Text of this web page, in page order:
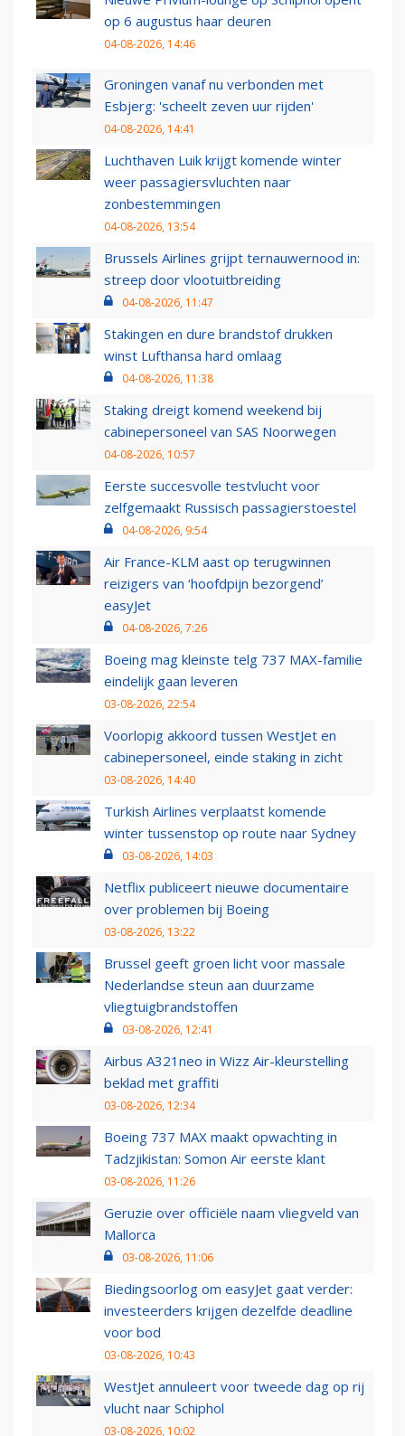
op 6 augustus haar deuren
04-08-2026, 14:46
Groningen vanaf nu verbonden met
Esbjerg: 'scheelt zeven uur rijden'
04-08-2026, 14:41
Luchthaven Luik krijgt komende winter
weer passagiersvluchten naar
zonbestemmingen
04-08-2026, 13:54
Brussels Airlines grijpt ternauwernood in:
streep door vlootuitbreiding
04-08-2026, 11:47
Stakingen en dure brandstof drukken
winst Lufthansa hard omlaag
04-08-2026, 11:38
Staking dreigt komend weekend bij
cabinepersoneel van SAS Noorwegen
04-08-2026, 10:57
Eerste succesvolle testvlucht voor
zelfgemaakt Russisch passagierstoestel
04-08-2026, 9:54
Air France-KLM aast op terugwinnen
reizigers van ‘hoofdpijn bezorgend’
easyJet
04-08-2026, 7:26
Boeing mag kleinste telg 737 MAX-familie
eindelijk gaan leveren
03-08-2026, 22:54
Voorlopig akkoord tussen WestJet en
cabinepersoneel, einde staking in zicht
03-08-2026, 14:40
Turkish Airlines verplaatst komende
winter tussenstop op route naar Sydney
03-08-2026, 14:03
Netflix publiceert nieuwe documentaire
over problemen bij Boeing
03-08-2026, 13:22
Brussel geeft groen licht voor massale
Nederlandse steun aan duurzame
vliegtuigbrandstoffen
03-08-2026, 12:41
Airbus A321neo in Wizz Air-kleurstelling
beklad met graffiti
03-08-2026, 12:34
Boeing 737 MAX maakt opwachting in
Tadzjikistan: Somon Air eerste klant
03-08-2026, 11:26
Geruzie over officiële naam vliegveld van
Mallorca
03-08-2026, 11:06
Biedingsoorlog om easyJet gaat verder:
investeerders krijgen dezelfde deadline
voor bod
03-08-2026, 10:43
WestJet annuleert voor tweede dag op rij
vlucht naar Schiphol
03-08-2026, 10:02